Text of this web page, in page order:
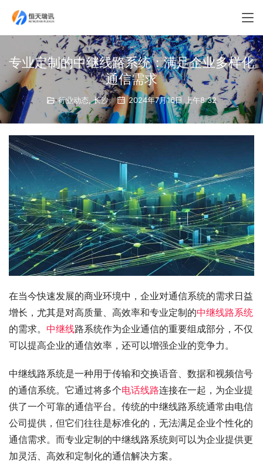
专业定制的中继线路系统：满足企业多样化
通信需求
行业动态,长沙 2024年7月16日 上午8:32
在当今快速发展的商业环境中，企业对通信系统的需求日益
增长，尤其是对高质量、高效率和专业定制的中继线路系统
的需求。 中继线路系统作为企业通信的重要组成部分，不仅
可以提高企业的通信效率，还可以增强企业的竞争力。
中继线路系统是一种用于传输和交换语音、数据和视频信号
的通信系统。它通过将多个电话线路连接在一起，为企业提
供了一个可靠的通信平台。传统的中继线路系统通常由电信
公司提供，但它们往往是标准化的，无法满足企业个性化的
通信需求。而专业定制的中继线路系统则可以为企业提供更
加灵活、高效和定制化的通信解决方案。